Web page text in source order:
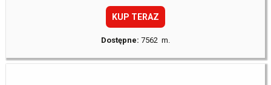
KUP TERAZ
Dostępne: 7562 m.